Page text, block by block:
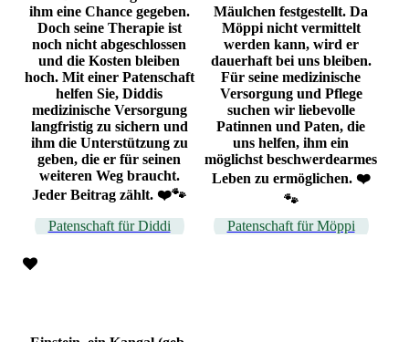
ihm eine Chance gegeben.
Doch seine Therapie ist
noch nicht abgeschlossen
und die Kosten bleiben
hoch. Mit einer Patenschaft
helfen Sie, Diddis
medizinische Versorgung
langfristig zu sichern und
ihm die Unterstützung zu
geben, die er für seinen
weiteren Weg braucht.
Jeder Beitrag zählt. ❤️🐾
Mäulchen festgestellt. Da
Möppi nicht vermittelt
werden kann, wird er
dauerhaft bei uns bleiben.
Für seine medizinische
Versorgung und Pflege
suchen wir liebevolle
Patinnen und Paten, die
uns helfen, ihm ein
möglichst beschwerdearmes
Leben zu ermöglichen. ❤️
🐾
Patenschaft für Diddi
Patenschaft für Möppi